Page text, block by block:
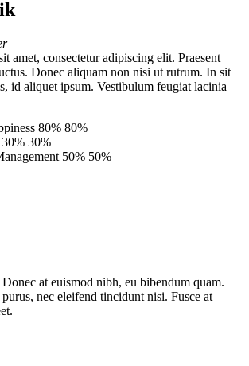
amet, consectetur adipiscing elit. Praesent
Donec aliquam non nisi ut rutrum. In sit
id aliquet ipsum. Vestibulum feugiat lacinia
80% 80%
30% 30%
50% 50%
at euismod nibh, eu bibendum quam.
nec eleifend tincidunt nisi. Fusce at